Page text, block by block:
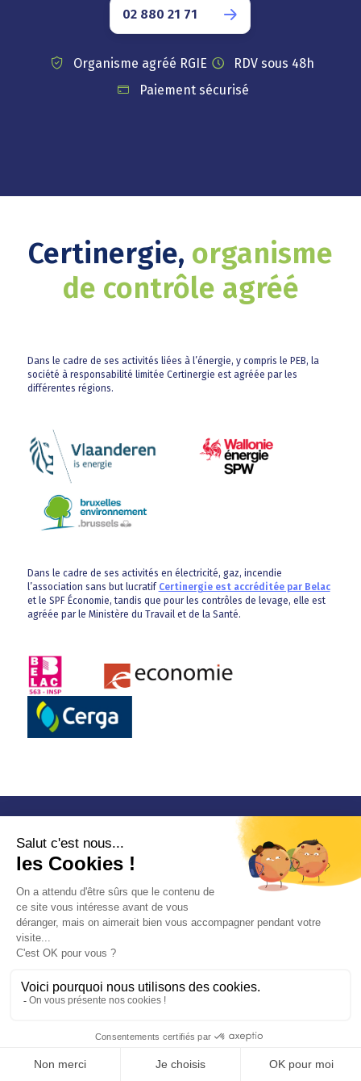
02 880 21 71
Organisme agréé RGIE
RDV sous 48h
Paiement sécurisé
Certinergie, organisme
de contrôle agréé
Dans le cadre de ses activités liées à l’énergie, y compris le PEB, la
société à responsabilité limitée Certinergie est agréée par les
différentes régions.
Dans le cadre de ses activités en électricité, gaz, incendie
l’association sans but lucratif Certinergie est accréditée par Belac
et le SPF Économie, tandis que pour les contrôles de levage, elle est
agréée par le Ministère du Travail et de la Santé.
info@certinergie.be
Téléphone
02 880 21 71
Introduire une plainte/réclamation